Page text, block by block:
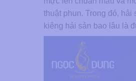
thuật phun. Trong đó,
kiêng hải sản bao lâu là